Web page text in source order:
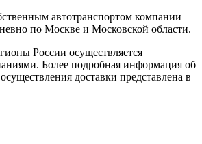
автотранспортом компании
по Москве и Московской области.
России осуществляется
Более подробная информация об
доставки представлена в